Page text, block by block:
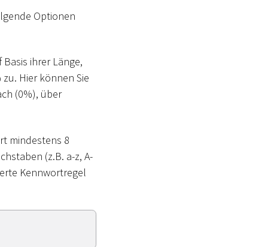
Optionen
ihrer Länge,
Hier können Sie
(0%), über
mindestens 8
(z.B. a-z, A-
Kennwortregel